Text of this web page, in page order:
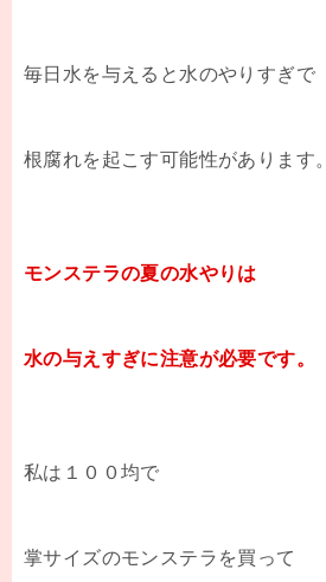
毎日水を与えると水のやりすぎで
根腐れを起こす可能性があります。
モンステラの夏の水やりは
水の与えすぎに注意が必要です。
私は１００均で
掌サイズのモンステラを買って